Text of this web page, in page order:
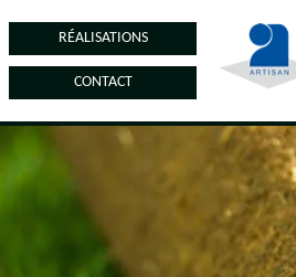
RÉALISATIONS
CONTACT